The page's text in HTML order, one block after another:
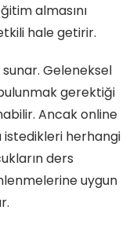
almasını
hale getirir.
Geleneksel
gerektiği
Ancak online
herhangi
ders
uygun